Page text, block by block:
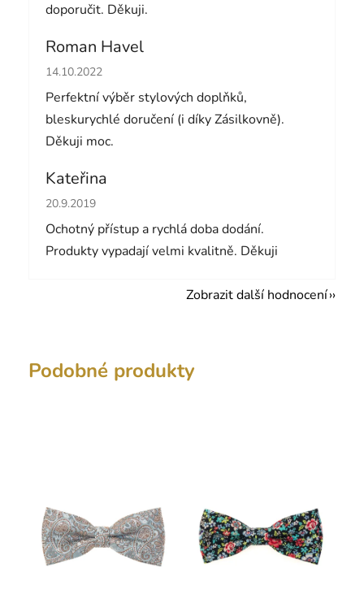
doporučit. Děkuji.
Roman Havel
Hodnocení obchodu je 5 z 5 hvězdiček.
14.10.2022
Perfektní výběr stylových doplňků,
bleskurychlé doručení (i díky Zásilkovně).
Děkuji moc.
Kateřina
Hodnocení obchodu je 5 z 5 hvězdiček.
20.9.2019
Ochotný přístup a rychlá doba dodání.
Produkty vypadají velmi kvalitně. Děkuji
Zobrazit další hodnocení
Podobné produkty